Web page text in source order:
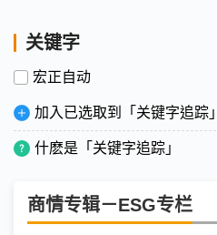
关键字
宏正自动
加入已选取到「关键字追踪」
什麽是「关键字追踪」
商情专辑－ESG专栏